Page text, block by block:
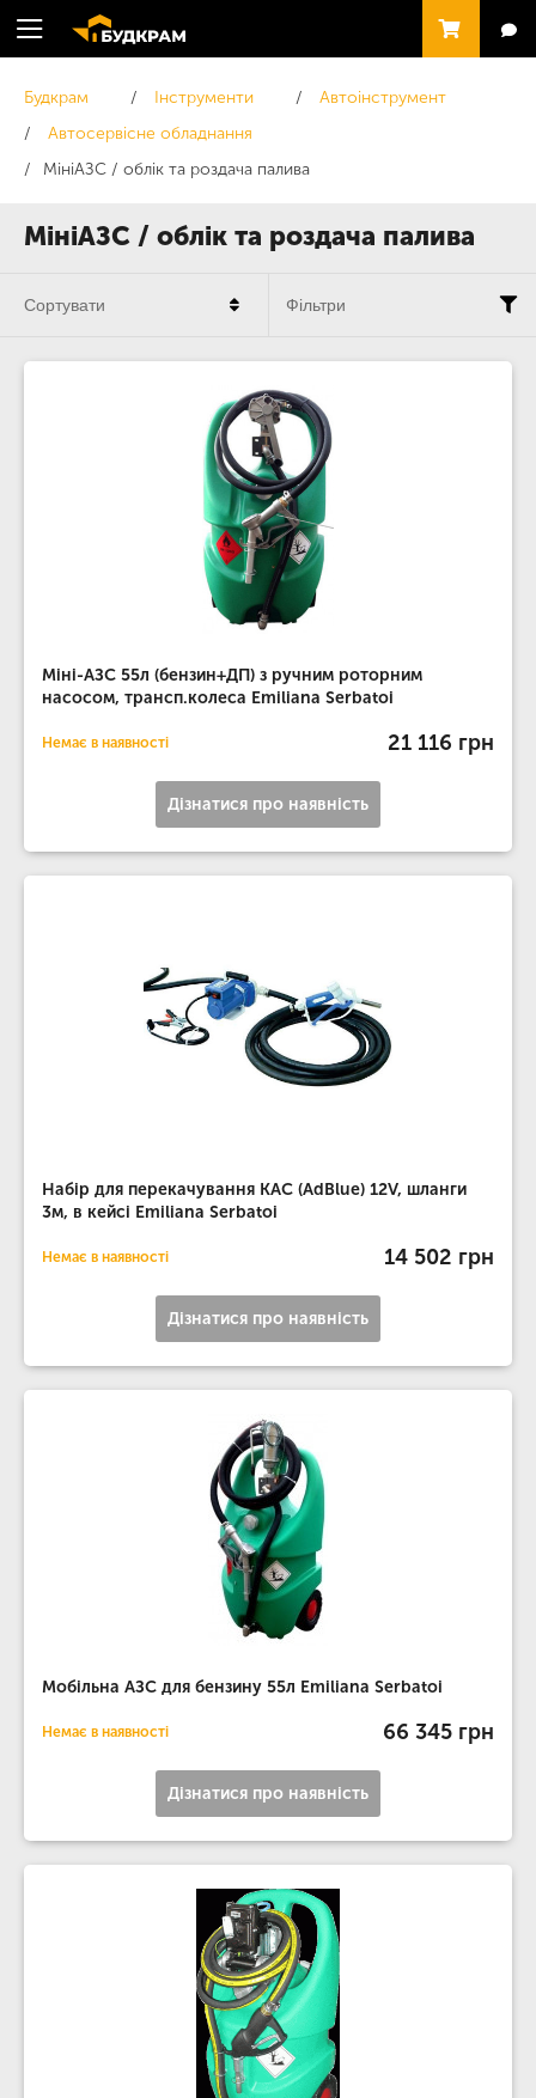
МініАЗC / облік та роздача палива
Будкрам Інструменти
Автоінструмент
Автосервісне обладнання
МініАЗC / облік та роздача палива
Міні-АЗС 55л (бензин+ДП) з ручним роторним
насосом, трансп.колеса Emiliana Serbatoi
Немає в наявності 21 116 грн
Дізнатися про наявність
Набір для перекачування КАС (AdBlue) 12V, шланги
3м, в кейсі Emiliana Serbatoi
Немає в наявності 14 502 грн
Дізнатися про наявність
Мобільна АЗС для бензину 55л Emiliana Serbatoi
Немає в наявності 66 345 грн
Дізнатися про наявність
Сортувати Фільтри